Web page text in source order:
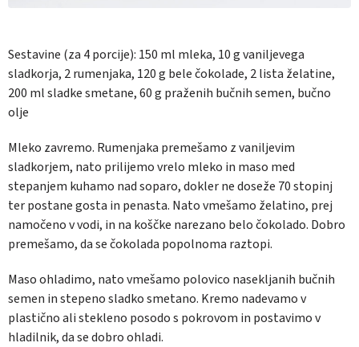
Sestavine (za 4 porcije): 150 ml mleka, 10 g vaniljevega
sladkorja, 2 rumenjaka, 120 g bele čokolade, 2 lista želatine,
200 ml sladke smetane, 60 g praženih bučnih semen, bučno
olje
Mleko zavremo. Rumenjaka premešamo z vaniljevim
sladkorjem, nato prilijemo vrelo mleko in maso med
stepanjem kuhamo nad soparo, dokler ne doseže 70 stopinj
ter postane gosta in penasta. Nato vmešamo želatino, prej
namočeno v vodi, in na koščke narezano belo čokolado. Dobro
premešamo, da se čokolada popolnoma raztopi.
Maso ohladimo, nato vmešamo polovico nasekljanih bučnih
semen in stepeno sladko smetano. Kremo nadevamo v
plastično ali stekleno posodo s pokrovom in postavimo v
hladilnik, da se dobro ohladi.